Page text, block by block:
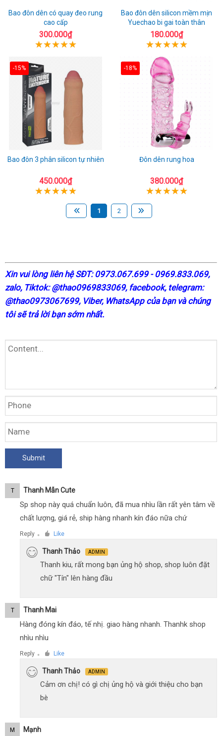
Bao đôn dên có quay đeo rung
cao cấp
300.000₫
Bao đôn dên silicon mềm mịn
Yuechao bi gai toàn thân
180.000₫
-15%
Bao đôn 3 phân silicon tự nhiên
450.000₫
-18%
Đôn dên rung hoa
380.000₫
1 2
Xin vui lòng liên hệ SĐT: 0973.067.699 - 0969.833.069,
zalo, Tiktok: @thao0969833069, facebook, telegram:
@thao0973067699, Viber, WhatsApp của bạn và chúng
tôi sẽ trả lời bạn sớm nhất.
T Thanh Mẫn Cute
Sp shop này quá chuẩn luôn, đã mua nhìu lần rất yên tâm về
chất lượng, giá rẻ, ship hàng nhanh kín đáo nữa chứ
Reply ● Like
Thanh Thảo ADMIN
Thanh kiu, rất mong bạn ủng hộ shop, shop luôn đặt
chữ "Tín" lên hàng đầu
T Thanh Mai
Hàng đóng kín đáo, tế nhị. giao hàng nhanh. Thanhk shop
nhìu nhìu
Reply ● Like
Thanh Thảo ADMIN
Cảm ơn chị! có gì chị ủng hộ và giới thiệu cho bạn
bè
M Mạnh